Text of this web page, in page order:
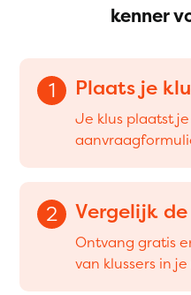
kenner
1 Plaats je
Je klus plaatst
2 Vergelijk
Ontvang gratis
van klussers in